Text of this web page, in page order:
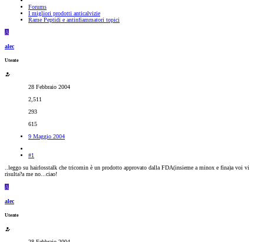
Forums
I migliori prodotti anticalvizie
Rame Peptidi e antinfiammatori topici
A
alec
Utente
28 Febbraio 2004
2,511
293
615
9 Maggio 2004
#1
..leggo su hairlosstalk che tricomin è un prodotto approvato dalla FDA(insieme a minox e fina)a voi vi
risulta?a me no...ciao!
A
alec
Utente